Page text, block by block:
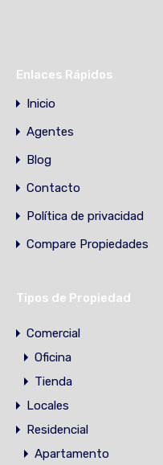
Enlaces Rápidos
Inicio
Agentes
Blog
Contacto
Política de privacidad
Compare Propiedades
Tipos de Propiedad
Comercial
Oficina
Tienda
Locales
Residencial
Apartamento